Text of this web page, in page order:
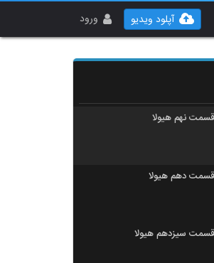
ورود آپلود ویدیو
سریال مانکن فصل اول
قسمت نهم هیولا
قسمت دهم هیولا
قسمت سیزدهم هیولا